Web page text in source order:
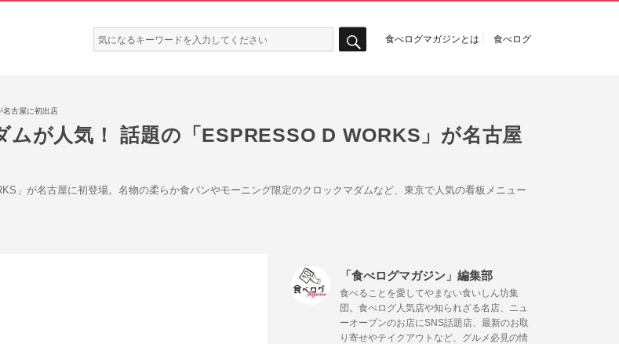
検
索:
食べログマガジンとは 食べログ
名古屋に初出店
が人気！ 話題の「ESPRESSO D WORKS」が名古屋
」が名古屋に初登場。名物の柔らか食パンやモーニング限定のクロックマダムなど、東京で人気の看板メニュー
「食べログマガジン」編集部
食べることを愛してやまない食いしん坊集
団。食べログ人気店や知られざる名店、ニュ
ーオープンのお店にSNS話題店、最新のお取
り寄せやテイクアウトなど、グルメ必見の情